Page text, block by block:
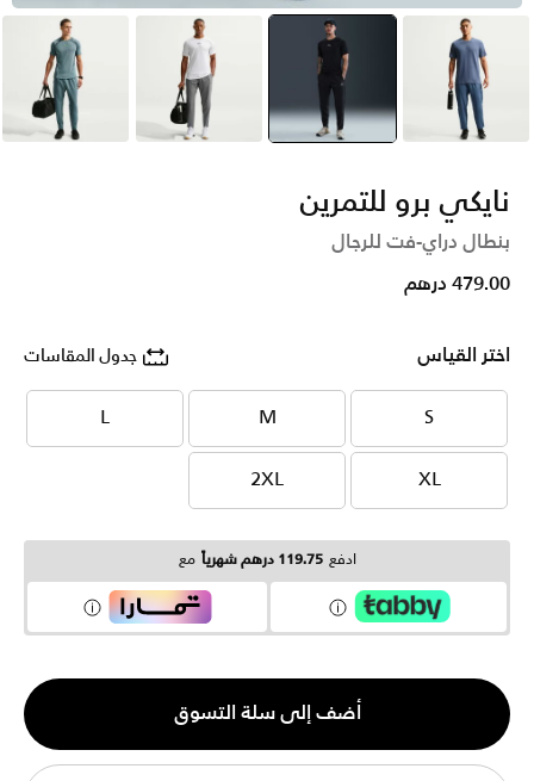
أزرق selected
أسود رمادي أخضر
نايكي برو للتمرين
بنطال دراي-فت للرجال
479.00 درهم
اختر القياس جدول المقاسات
S
S
M
M
L
L
XL
XL
2XL
2XL
ادفع 119.75 درهم شهرياً مع
الكمية
1
أضف إلى سلة التسوق